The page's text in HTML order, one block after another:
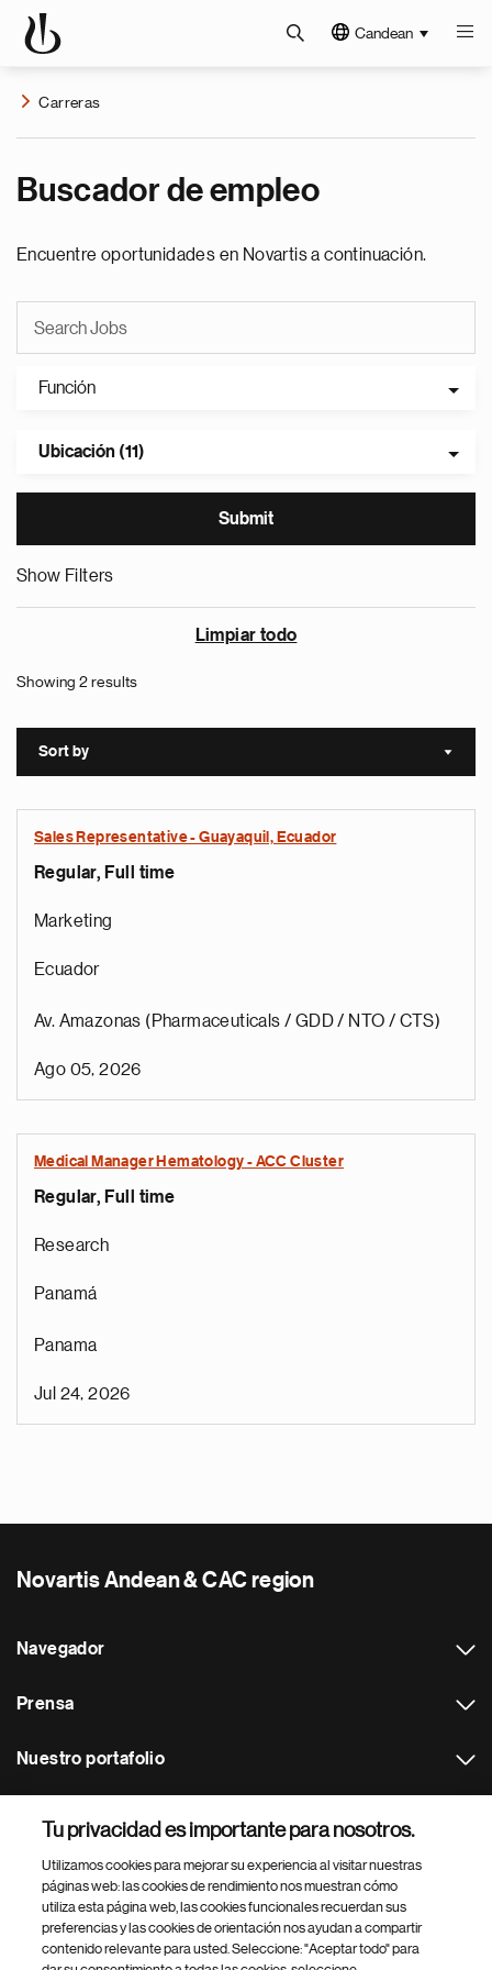
Candean
Carreras
Buscador de empleo
Encuentre oportunidades en Novartis a continuación.
Función
Ubicación (11)
Show Filters
Limpiar todo
Showing 2 results
Sort by Sort
Sales Representative - Guayaquil, Ecuador
Regular, Full time
Marketing
Ecuador
Av. Amazonas (Pharmaceuticals / GDD / NTO / CTS)
Ago 05, 2026
Medical Manager Hematology - ACC Cluster
Regular, Full time
Research
Panamá
Panama
Jul 24, 2026
Novartis Andean & CAC region
Navegador
Prensa
Nuestro portafolio
Footer Site Search
Tu privacidad es importante para nosotros.
Utilizamos cookies para mejorar su experiencia al visitar nuestras
páginas web: las cookies de rendimiento nos muestran cómo
utiliza esta página web, las cookies funcionales recuerdan sus
preferencias y las cookies de orientación nos ayudan a compartir
contenido relevante para usted. Seleccione: "Aceptar todo" para